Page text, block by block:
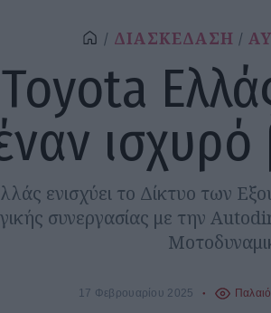
ΔΙΑΣΚΕΔΑΣΗ
ενισχύει το Δίκτυο των
συνεργασίας με την
17 Φεβρουαρίου 2025